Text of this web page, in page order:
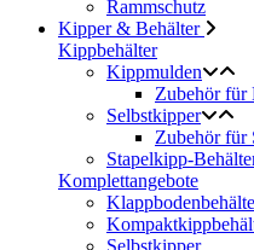
Rammschutz
Kipper & Behälter
Kippbehälter
Kippmulden
Zubehör für
Selbstkipper
Zubehör für
Stapelkipp-
Komplettangebote
Selbstkipper